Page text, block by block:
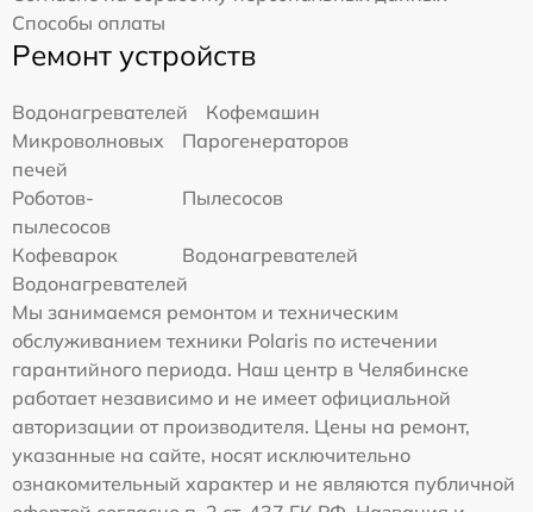
Способы оплаты
Ремонт устройств
Водонагревателей
Кофемашин
Микроволновых
печей
Парогенераторов
Роботов-
пылесосов
Пылесосов
Кофеварок
Водонагревателей
Водонагревателей
Мы занимаемся ремонтом и техническим
обслуживанием техники Polaris по истечении
гарантийного периода. Наш центр в Челябинске
работает независимо и не имеет официальной
авторизации от производителя. Цены на ремонт,
указанные на сайте, носят исключительно
ознакомительный характер и не являются публичной